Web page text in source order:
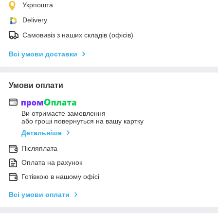
Укрпошта
Delivery
Самовивіз з наших складів (офісів)
Всі умови доставки
Умови оплати
Ви отримаєте замовлення
або гроші повернуться на вашу картку
Детальніше
Післяплата
Оплата на рахунок
Готівкою в нашому офісі
Всі умови оплати